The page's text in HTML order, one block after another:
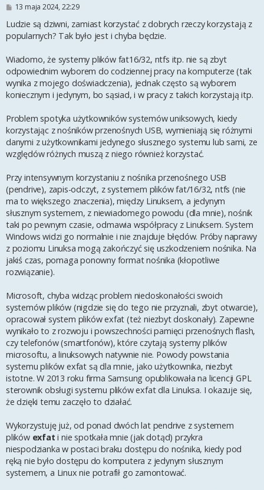
P
s
13 maja 2024, 22:29
Ludzie są dziwni, zamiast korzystać z dobrych rzeczy korzystają z
popularnych? Tak było jest i chyba będzie.
Wiadomo, że systemy plików fat16/32, ntfs itp. nie są zbyt
odpowiednim wyborem do codziennej pracy na komputerze (tak
wynika z mojego doświadczenia), jednak często są wyborem
koniecznym i jedynym, bo sąsiad, i w pracy z takich korzystają itp.
Problem spotyka użytkowników systemów uniksowych, kiedy
korzystając z nośników przenośnych USB, wymieniają się różnymi
danymi z użytkownikami jedynego słusznego systemu lub sami, ze
względów różnych muszą z niego również korzystać.
Przy intensywnym korzystaniu z nośnika przenośnego USB
(pendrive), zapis-odczyt, z systemem plików fat/16/32, ntfs (nie
ma to większego znaczenia), między Linuksem, a jedynym
słusznym systemem, z niewiadomego powodu (dla mnie), nośnik
taki po pewnym czasie, odmawia współpracy z Linuksem. System
Windows widzi go normalnie i nie znajduje błędów. Próby naprawy
z poziomu Linuksa mogą zakończyć się uszkodzeniem nośnika. Na
jakiś czas, pomaga ponowny format nośnika (kłopotliwe
rozwiązanie).
Microsoft, chyba widząc problem niedoskonałości swoich
systemów plików (nigdzie się do tego nie przyznali, zbyt otwarcie),
opracował system plików exfat (też niezbyt doskonały). Zapewne
wynikało to z rozwoju i powszechności pamięci przenośnych flash,
czy telefonów (smartfonów), które czytają systemy plików
microsoftu, a linuksowych natywnie nie. Powody powstania
systemu plików exfat są dla mnie, jako użytkownika, niezbyt
istotne. W 2013 roku firma Samsung opublikowała na licencji GPL
sterownik obsługi systemu plików exfat dla Linuksa. I okazuje się,
że dzięki temu zaczęło to działać.
Wykorzystuję już, od ponad dwóch lat pendrive z systemem
plików exfat i nie spotkała mnie (jak dotąd) przykra
niespodzianka w postaci braku dostępu do nośnika, kiedy pod
ręką nie było dostępu do komputera z jedynym słusznym
systemem, a Linux nie potrafił go zamontować.